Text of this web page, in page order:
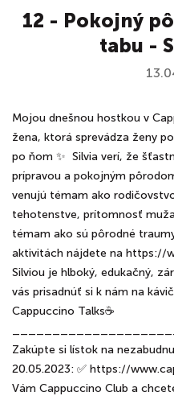
12 - Pokojný
tabu -
Mojou dnešnou hostkou v
žena, ktorá sprevádza ženy
po ňom ✨ Silvia verí, že
prípravou a pokojným
venujú témam ako
tehotenstve, prítomnosť
témam ako sú pôrodné
aktivitách nájdete na https://
Silviou je hlboký, edukačný,
vás prisadnúť si k nám na
Cappuccino Talks☕️
Zakúpte si lístok na
20.05.2023: ✅ https://
Vám Cappuccino Club a